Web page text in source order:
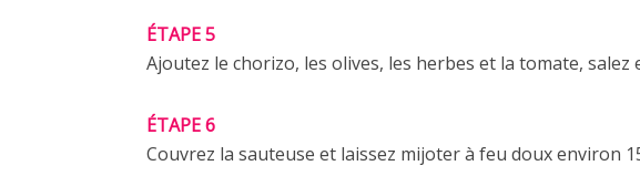
ÉTAPE 5
Ajoutez le chorizo, les olives, les herbes et la tomate, salez
ÉTAPE 6
Couvrez la sauteuse et laissez mijoter à feu doux environ